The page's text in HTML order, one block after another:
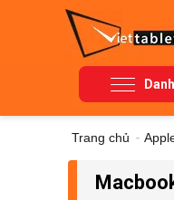
Trang chủ -